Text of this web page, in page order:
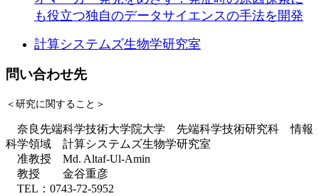
も役立つ独自のデータサイエンスの手法を開発
計算システムズ生物学研究室
問い合わせ先
＜研究に関すること＞
奈良先端科学技術大学院大学 先端科学技術研究科 情報
科学領域 計算システムズ生物学研究室
准教授 Md. Altaf-Ul-Amin
教授 金谷重彦
TEL：0743-72-5952